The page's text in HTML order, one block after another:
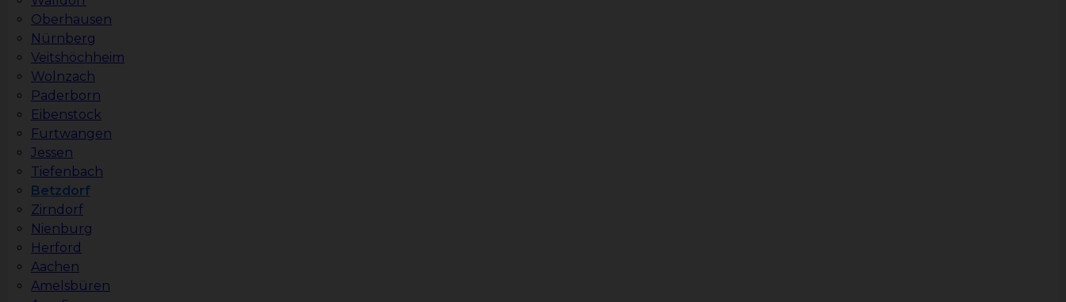
Oberhausen
Nürnberg
Veitshöchheim
Wolnzach
Paderborn
Eibenstock
Furtwangen
Jessen
Tiefenbach
Betzdorf
Zirndorf
Nienburg
Herford
Aachen
Amelsbüren